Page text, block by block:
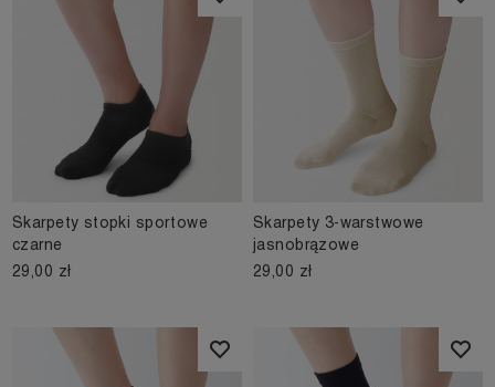
Skarpety stopki sportowe
czarne
29,00 zł
Skarpety 3-warstwowe
jasnobrązowe
29,00 zł